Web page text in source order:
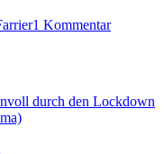
1 Kommentar
durch den Lockdown